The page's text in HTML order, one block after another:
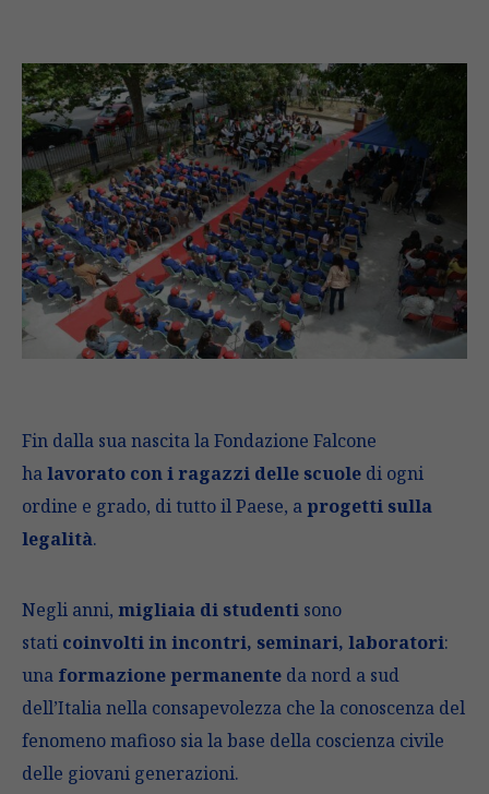
Fin dalla sua nascita la Fondazione Falcone
halavorato con i ragazzi delle scuole di ogni
ordine e grado, di tutto il Paese, a progetti sulla
legalità.
Negli anni, migliaia di studenti sono
stati coinvolti in incontri, seminari, laboratori:
una formazione permanente da nord a sud
dell’Italia nella consapevolezza che la conoscenza del
fenomeno mafioso sia la base della coscienza civile
delle giovani generazioni.